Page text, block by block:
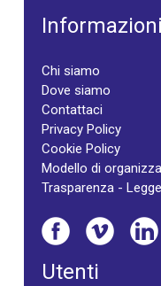
Informazioni
Chi siamo
Dove siamo
Contattaci
Privacy Policy
Cookie Policy
Modello di
Trasparenza -
Utenti